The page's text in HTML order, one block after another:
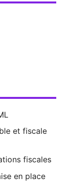
et fiscale
fiscales
en place